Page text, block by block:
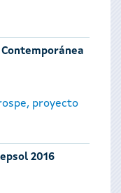
proyecto
2016